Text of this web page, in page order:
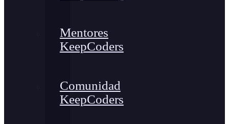
Mentores
KeepCoders
Comunidad
KeepCoders